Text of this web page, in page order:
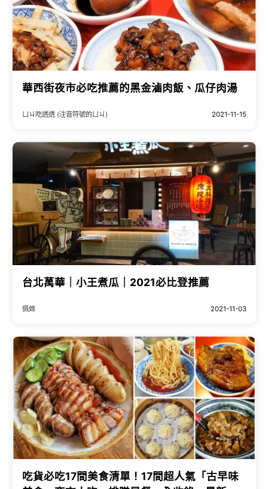
華西街夜市必吃推薦的黑金滷肉飯、瓜仔肉湯
ㄩㄐ吃透透 (注音符號的ㄩㄐ) 2021-11-15
台北萬華｜小王煮瓜｜2021必比登推薦
佩姬 2021-11-03
吃貨必吃17間美食清單！17間超人氣「古早味